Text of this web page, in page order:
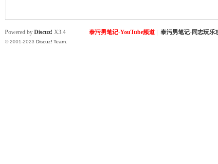
泰污男笔记-YouTube频道 泰污男笔记-同志玩乐
Powered by Discuz! X3.4
© 2001-2023 Discuz! Team.